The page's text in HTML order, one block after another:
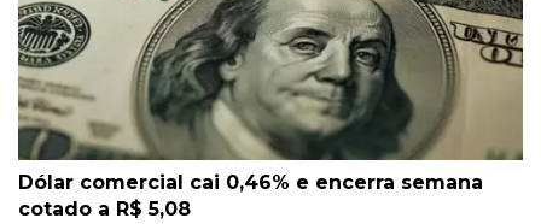
Dólar comercial cai 0,46% e encerra semana
cotado a R$ 5,08